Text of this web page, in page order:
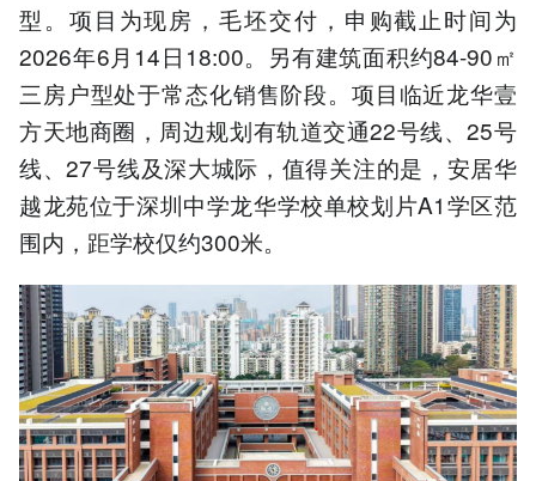
型。项目为现房，毛坯交付，申购截止时间为
2026年6月14日18:00。另有建筑面积约84-90㎡
三房户型处于常态化销售阶段。项目临近龙华壹
方天地商圈，周边规划有轨道交通22号线、25号
线、27号线及深大城际，值得关注的是，安居华
越龙苑位于深圳中学龙华学校单校划片A1学区范
围内，距学校仅约300米。